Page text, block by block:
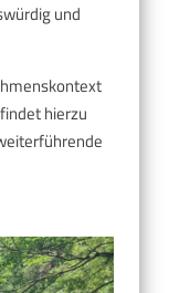
und
hierzu